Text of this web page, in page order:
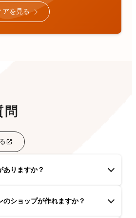
アを見る
ありますか？
のショップが作れますか？